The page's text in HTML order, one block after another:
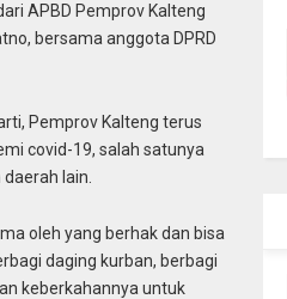
APBD Pemprov Kalteng
bersama anggota DPRD
Pemprov Kalteng terus
covid-19, salah satunya
lain.
oleh yang berhak dan bisa
daging kurban, berbagi
keberkahannya untuk